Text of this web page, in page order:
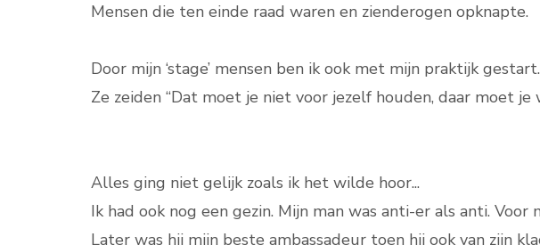
Mensen die ten einde raad waren en zienderogen opknapte.
Door mijn ‘stage’ mensen ben ik ook met mijn praktijk gestart.
Ze zeiden “Dat moet je niet voor jezelf houden, daar moet je
Alles ging niet gelijk zoals ik het wilde hoor...
Ik had ook nog een gezin. Mijn man was anti-er als anti. Voor
Later was hij mijn beste ambassadeur toen hij ook van zijn